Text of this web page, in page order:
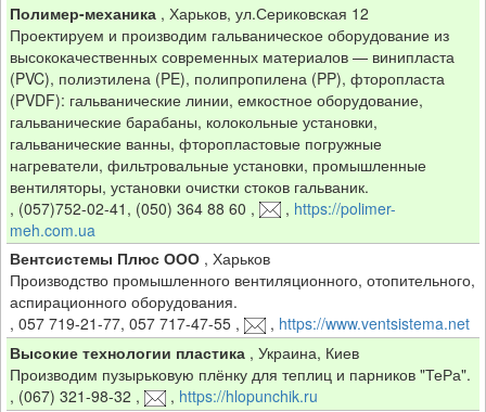
Полимер-механика, Харьков, ул.Сериковская 12
Проектируем и производим гальваническое оборудование из
высококачественных современных материалов — винипласта
(PVC), полиэтилена (PE), полипропилена (PP), фторопласта
(PVDF): гальванические линии, емкостное оборудование,
гальванические барабаны, колокольные установки,
гальванические ванны, фторопластовые погружные
нагреватели, фильтровальные установки, промышленные
вентиляторы, установки очистки стоков гальваник.
, (057)752-02-41, (050) 364 88 60 , , https://polimer-
meh.com.ua
Вентсистемы Плюс ООО, Харьков
Производство промышленного вентиляционного, отопительного,
аспирационного оборудования.
, 057 719-21-77, 057 717-47-55, , https://www.ventsistema.net
Высокие технологии пластика, Украина, Киев
Производим пузырьковую плёнку для теплиц и парников "ТеРа".
, (067) 321-98-32 , , https://hlopunchik.ru